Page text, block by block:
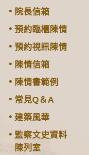
院長信箱
預約臨櫃陳情
預約視訊陳情
陳情信箱
陳情書範例
常見Q＆A
建築風華
監察文史資料
陳列室